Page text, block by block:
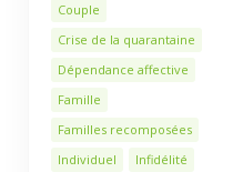
Couple
Crise de la quarantaine
Dépendance affective
Famille
Familles recomposées
Individuel
Infidélité